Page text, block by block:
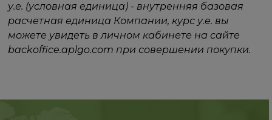
у.е. (условная единица) - внутренняя базовая
расчетная единица Компании, курс у.е. вы
можете увидеть в личном кабинете на сайте
backoffice.aplgo.com при совершении покупки.